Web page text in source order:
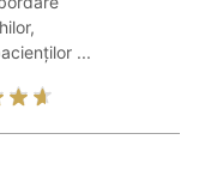
...